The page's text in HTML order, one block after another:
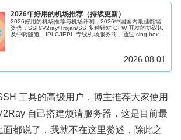
2026年好用的机场推荐（持续更新）
2026好用的机场推荐与机场评测，2026中国国内最佳翻墙
姿势，SSR/V2ray/Trojan/SS 多种针对 GFW 开发的协议以
及中转隧道、IPLC/IEPL 专线机场服务商，通过 sing-box、
2026.08.01
工具的高级用户，博主推荐大家使用
自己搭建烦请服务器，这是目前最
都说了，我就不在这里赘述，除此之